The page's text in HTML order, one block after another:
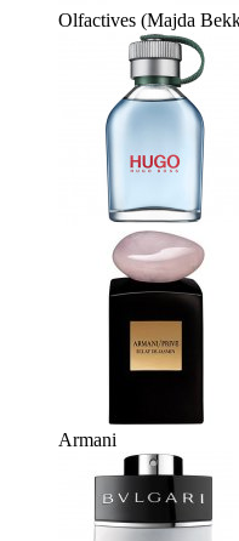
Olfactives (Majda
Armani